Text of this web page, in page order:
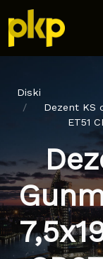
Diski
Dezent KS
ET51